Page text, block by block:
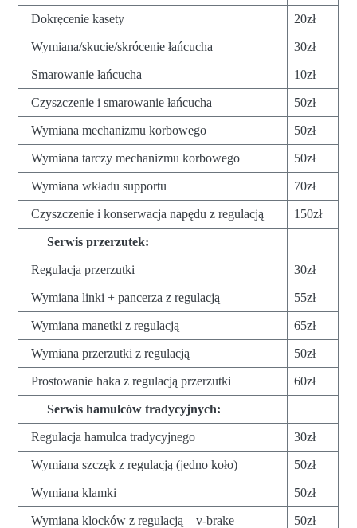
Dokręcenie kasety 20zł
Wymiana/skucie/skrócenie łańcucha 30zł
Smarowanie łańcucha 10zł
Czyszczenie i smarowanie łańcucha 50zł
Wymiana mechanizmu korbowego 50zł
Wymiana tarczy mechanizmu korbowego 50zł
Wymiana wkładu supportu 70zł
Czyszczenie i konserwacja napędu z regulacją 150zł
Serwis przerzutek:
Regulacja przerzutki 30zł
Wymiana linki + pancerza z regulacją 55zł
Wymiana manetki z regulacją 65zł
Wymiana przerzutki z regulacją 50zł
Prostowanie haka z regulacją przerzutki 60zł
Serwis hamulców tradycyjnych:
Regulacja hamulca tradycyjnego 30zł
Wymiana szczęk z regulacją (jedno koło) 50zł
Wymiana klamki 50zł
Wymiana klocków z regulacją – v-brake 50zł